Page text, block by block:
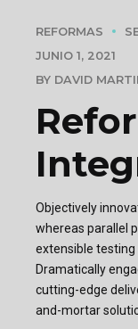
REFORMAS
JUNIO 1, 2021
BY DAVID
Objectively
whereas parallel
extensible testing
Dramatically
cutting-edge
and-mortar